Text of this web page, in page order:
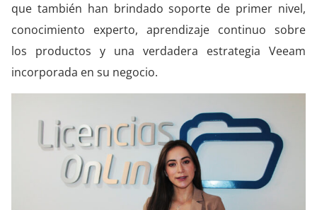
que también han brindado soporte de primer nivel,
conocimiento experto, aprendizaje continuo sobre
los productos y una verdadera estrategia Veeam
incorporada en su negocio.